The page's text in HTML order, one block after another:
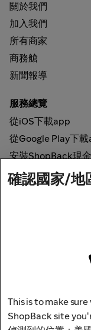
關於我們
加入我們
所有商家
商務艙
新聞報導
服務總覽
從iOS下載app
從Google Play下
安裝ShopBack現
如何運作
確認國家/地
This is to make
ShopBack site